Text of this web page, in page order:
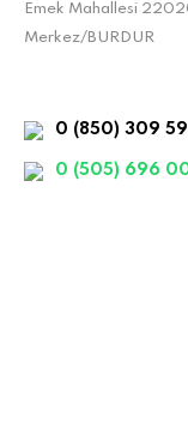
Emek Mahallesi
Merkez/BURDUR
0 (850) 309 59
0 (505) 696 00